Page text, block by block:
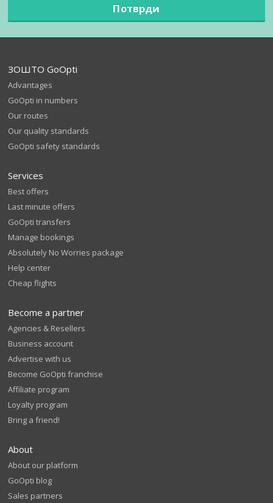
Потврди
ЗОШТО GoOpti
Advantages
GoOpti in numbers
Our routes
Our quality standards
GoOpti safety standards
Services
Best offers
Last minute offers
GoOpti transfers
Manage bookings
Absolutely No Worries package
Help center
Cheap flights
Become a partner
Agencies & Resellers
Business account
Advertise with us
Become GoOpti franchise
Affiliate program
Loyalty program
Bring a friend!
About
About our platform
GoOpti blog
Sales partners